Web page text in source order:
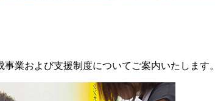
業および支援制度についてご案内いたします。